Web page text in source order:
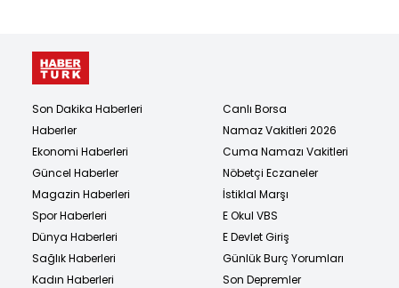
Son Dakika Haberleri
Haberler
Ekonomi Haberleri
Güncel Haberler
Magazin Haberleri
Spor Haberleri
Dünya Haberleri
Sağlık Haberleri
Kadın Haberleri
Canlı Borsa
Namaz Vakitleri 2026
Cuma Namazı Vakitleri
Nöbetçi Eczaneler
İstiklal Marşı
E Okul VBS
E Devlet Giriş
Günlük Burç Yorumları
Son Depremler